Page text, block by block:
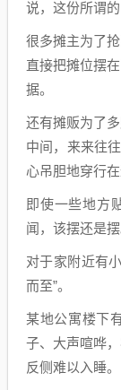
说，这份所谓的
很多摊主为了
直接把摊位摆
据。
还有摊贩为了
中间，来来往
心吊胆地穿行
即使一些地方
闻，该摆还是摆
对于家附近有
而至”。
某地公寓楼下
子、大声喧哗
反侧难以入